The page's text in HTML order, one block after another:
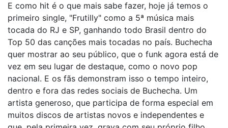
E como hit é o que mais sabe fazer, hoje já temos o
primeiro single, "Frutilly" como a 5ª música mais
tocada do RJ e SP, ganhando todo Brasil dentro do
Top 50 das canções mais tocadas no país. Buchecha
quer mostrar ao seu público, que o funk agora está de
vez em seu lugar de destaque, como o novo pop
nacional. E os fãs demonstram isso o tempo inteiro,
dentro e fora das redes sociais de Buchecha. Um
artista generoso, que participa de forma especial em
muitos discos de artistas novos e independentes e